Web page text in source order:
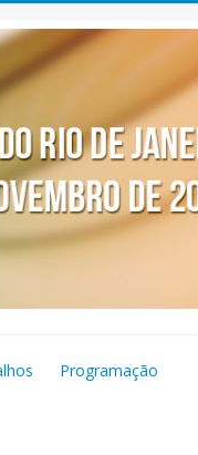
Programação